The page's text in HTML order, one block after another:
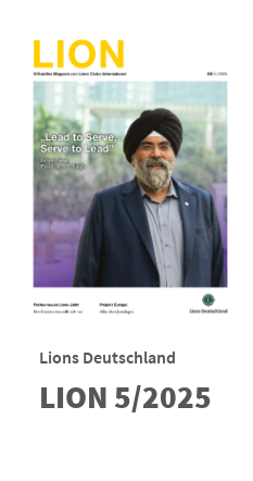
Lions Deutschland
LION 5/2025